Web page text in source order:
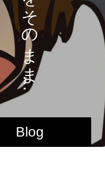
Blog
そ
の
ま
ま
…